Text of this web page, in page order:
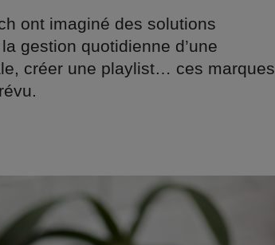
ont imaginé des solutions
gestion quotidienne d’une
créer une playlist… ces marques